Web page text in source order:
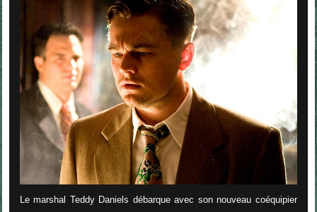
Le marshal Teddy Daniels débarque avec son nouveau coéquipier